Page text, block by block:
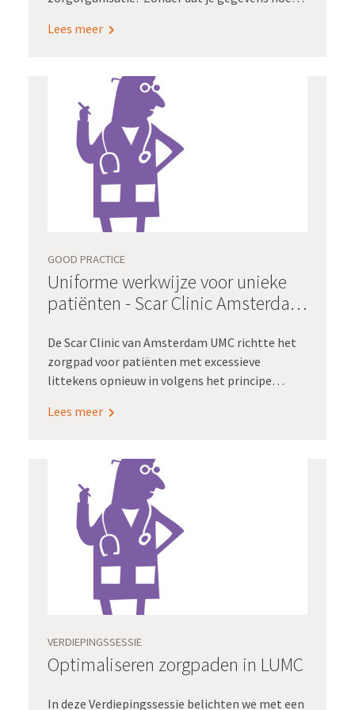
verkeerd of niet overkomt? Voor Sanne
wijkverpleegkundigen bij zorgorganisatie
Evean, zou dat een wereld van verschil
betekenen: “We zitten soms halve dagen op
kantoor overdrachten te tikken. Het zou zoveel
administratielast schelen als die informatie
geautomatiseerd kon worden uitgewisseld!”
Lees meer
GOOD PRACTICE
Uniforme werkwijze voor unieke
patiënten - Scar Clinic Amsterdam
De Scar Clinic van Amsterdam UMC richtte het
zorgpad voor patiënten met excessieve
littekens opnieuw in volgens het principe
hergebruik. De focus lag hierbij op
patiëntperspectief.
Lees meer
VERDIEPINGSSESSIE
Optimaliseren zorgpaden in LUMC
In deze Verdiepingssessie belichten we met een